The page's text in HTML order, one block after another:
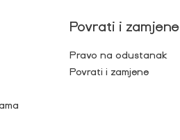
Povrati i zamjene
Pravo na odustanak
Povrati i zamjene